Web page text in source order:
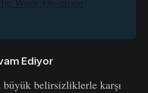
Ediyor
belirsizliklerle karşı